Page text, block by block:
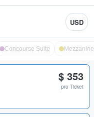
USD
Concourse Suite
$ 353
pro Ticket